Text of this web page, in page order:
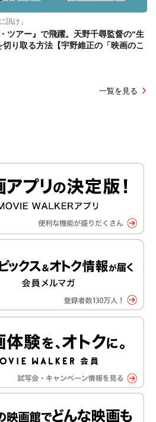
訊け」
ツアー』で飛躍。天野千尋監督の“生
り取る方法【宇野維正の「映画のこ
一覧を見る